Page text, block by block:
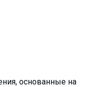
основанные на